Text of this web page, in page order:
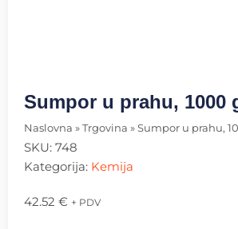
Sumpor u prahu, 1000
Naslovna » Trgovina » Sumpor u prahu,
SKU: 748
Kategorija: Kemija
42.52 € + PDV